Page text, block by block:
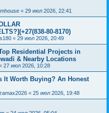
« 29 июл 2026, 22:41
80-8170)
« 29 июл 2026, 20:49
Residential Projects in
& Nearby Locations
27 июл 2026, 10:28
It Worth Buying? An Honest
« 25 июл 2026, 19:48